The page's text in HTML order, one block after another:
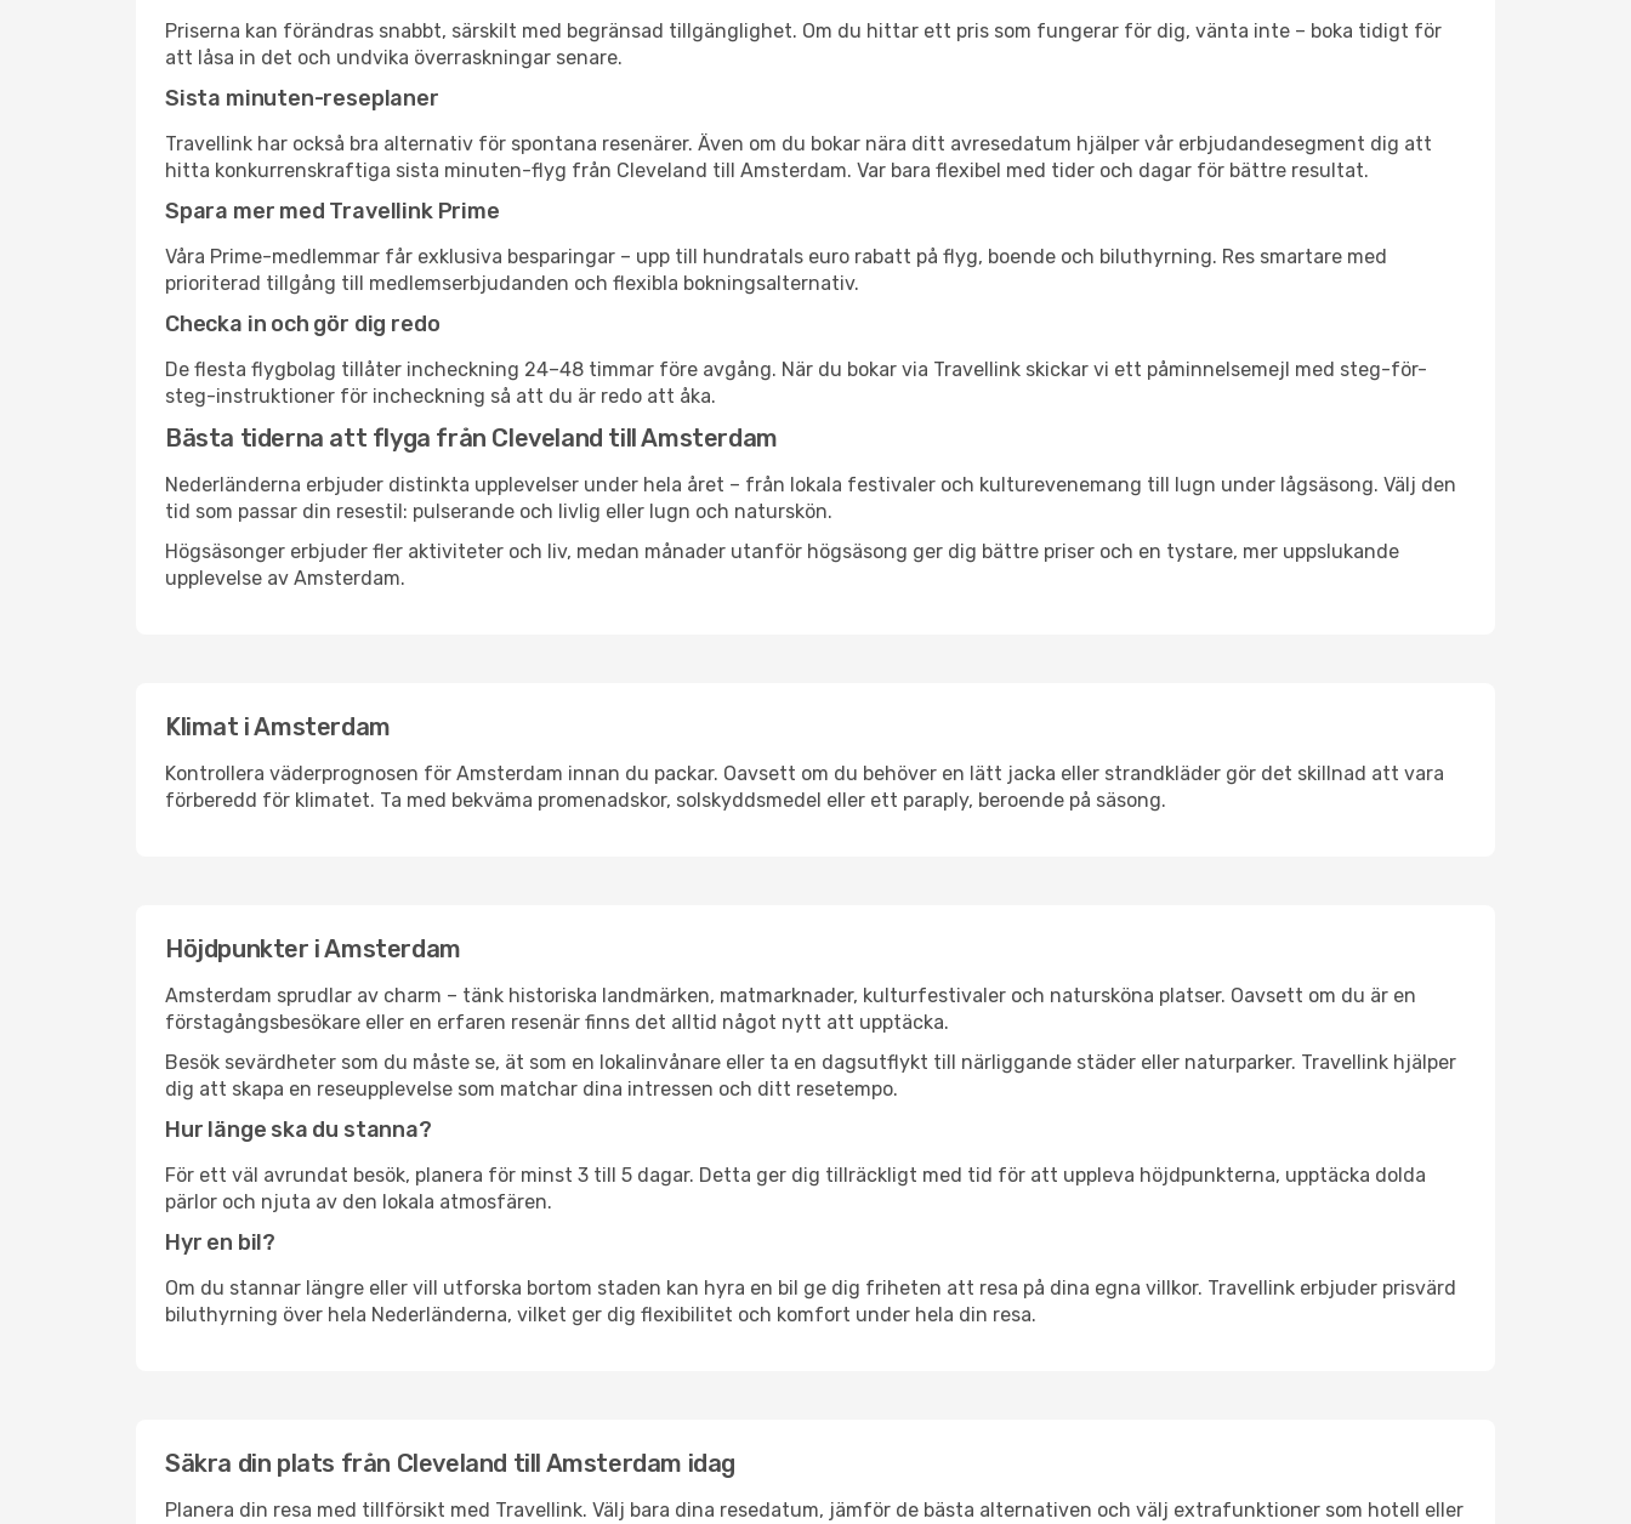
Priserna kan förändras snabbt, särskilt med begränsad tillgänglighet. Om du hittar ett pris som fungerar för dig, vänta inte – boka tidigt för
att låsa in det och undvika överraskningar senare.
Sista minuten-reseplaner
Travellink har också bra alternativ för spontana resenärer. Även om du bokar nära ditt avresedatum hjälper vår erbjudandesegment dig att
hitta konkurrenskraftiga sista minuten-flyg från Cleveland till Amsterdam. Var bara flexibel med tider och dagar för bättre resultat.
Spara mer med Travellink Prime
Våra Prime-medlemmar får exklusiva besparingar – upp till hundratals euro rabatt på flyg, boende och biluthyrning. Res smartare med
prioriterad tillgång till medlemserbjudanden och flexibla bokningsalternativ.
Checka in och gör dig redo
De flesta flygbolag tillåter incheckning 24–48 timmar före avgång. När du bokar via Travellink skickar vi ett påminnelsemejl med steg-för-
steg-instruktioner för incheckning så att du är redo att åka.
Bästa tiderna att flyga från Cleveland till Amsterdam
Nederländerna erbjuder distinkta upplevelser under hela året – från lokala festivaler och kulturevenemang till lugn under lågsäsong. Välj den
tid som passar din resestil: pulserande och livlig eller lugn och naturskön.
Högsäsonger erbjuder fler aktiviteter och liv, medan månader utanför högsäsong ger dig bättre priser och en tystare, mer uppslukande
upplevelse av Amsterdam.
Klimat i Amsterdam
Kontrollera väderprognosen för Amsterdam innan du packar. Oavsett om du behöver en lätt jacka eller strandkläder gör det skillnad att vara
förberedd för klimatet. Ta med bekväma promenadskor, solskyddsmedel eller ett paraply, beroende på säsong.
Höjdpunkter i Amsterdam
Amsterdam sprudlar av charm – tänk historiska landmärken, matmarknader, kulturfestivaler och natursköna platser. Oavsett om du är en
förstagångsbesökare eller en erfaren resenär finns det alltid något nytt att upptäcka.
Besök sevärdheter som du måste se, ät som en lokalinvånare eller ta en dagsutflykt till närliggande städer eller naturparker. Travellink hjälper
dig att skapa en reseupplevelse som matchar dina intressen och ditt resetempo.
Hur länge ska du stanna?
För ett väl avrundat besök, planera för minst 3 till 5 dagar. Detta ger dig tillräckligt med tid för att uppleva höjdpunkterna, upptäcka dolda
pärlor och njuta av den lokala atmosfären.
Hyr en bil?
Om du stannar längre eller vill utforska bortom staden kan hyra en bil ge dig friheten att resa på dina egna villkor. Travellink erbjuder prisvärd
biluthyrning över hela Nederländerna, vilket ger dig flexibilitet och komfort under hela din resa.
Säkra din plats från Cleveland till Amsterdam idag
Planera din resa med tillförsikt med Travellink. Välj bara dina resedatum, jämför de bästa alternativen och välj extrafunktioner som hotell eller